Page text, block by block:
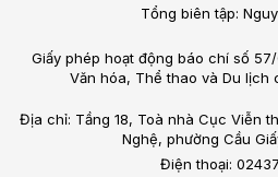
Tổng biên tập:
Giấy phép hoạt động báo chí số
Văn hóa, Thể thao và Du lịch
Địa chỉ: Tầng 18, Toà nhà Cục Viễn
Nghệ, phường Cầu
Điện thoại: